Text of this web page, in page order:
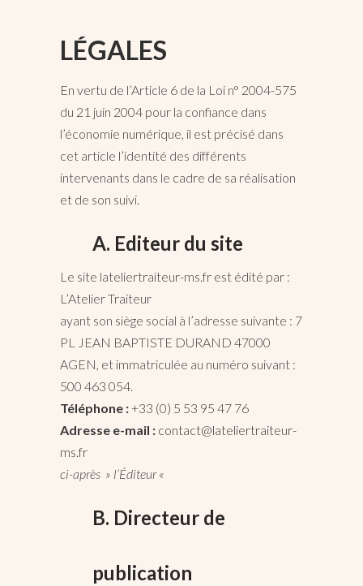
LÉGALES
En vertu de l’Article 6 de la Loi n° 2004-575
du 21 juin 2004 pour la confiance dans
l’économie numérique, il est précisé dans
cet article l’identité des différents
intervenants dans le cadre de sa réalisation
et de son suivi.
A. Editeur du site
Le site lateliertraiteur-ms.fr est édité par :
L’Atelier Traiteur
ayant son siège social à l’adresse suivante : 7
PL JEAN BAPTISTE DURAND 47000
AGEN, et immatriculée au numéro suivant :
500 463 054.
Téléphone :+33 (0) 5 53 95 47 76
Adresse e-mail : contact@lateliertraiteur-
ms.fr
ci-après » l’Éditeur «
B. Directeur de
publication